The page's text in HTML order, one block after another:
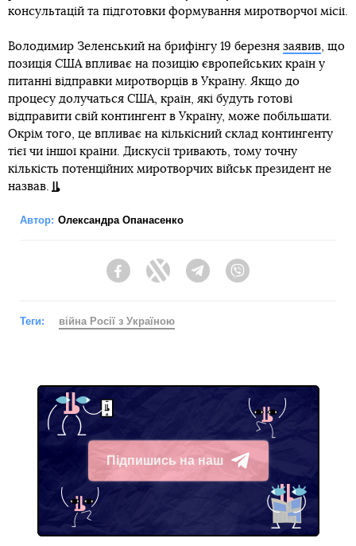
консультацій та підготовки формування миротворчої місії.
Володимир Зеленський на брифінгу 19 березня заявив, що
позиція США впливає на позицію європейських країн у
питанні відправки миротворців в Україну. Якщо до
процесу долучаться США, країн, які будуть готові
відправити свій контингент в Україну, може побільшати.
Окрім того, це впливає на кількісний склад контингенту
тієї чи іншої країни. Дискусії тривають, тому точну
кількість потенційних миротворчих військ президент не
назвав.
Автор: Олександра Опанасенко
FacebookTwitter Telegram
Теги: війна Росії з Україною
Підпишись на наш
Telegram